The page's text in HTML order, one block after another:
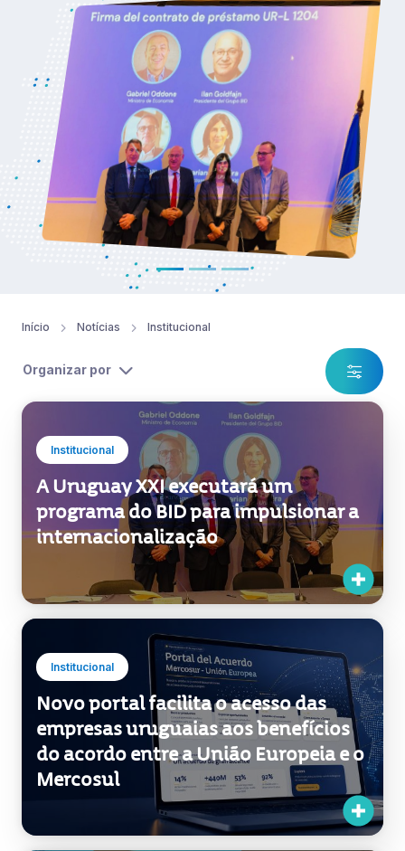
Institucional
A Uruguay XXI executará um
programa do BID para impulsionar a
internacionalização
Institucional
Novo portal facilita o acesso das
empresas uruguaias aos benefícios
do acordo entre a União Europeia e o
Mercosul